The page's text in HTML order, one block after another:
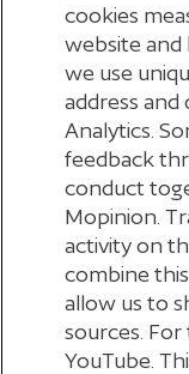
cookies
website and
we use
address and
Analytics.
feedback
conduct
Mopinion.
activity on
combine
allow us to
sources.
YouTube.